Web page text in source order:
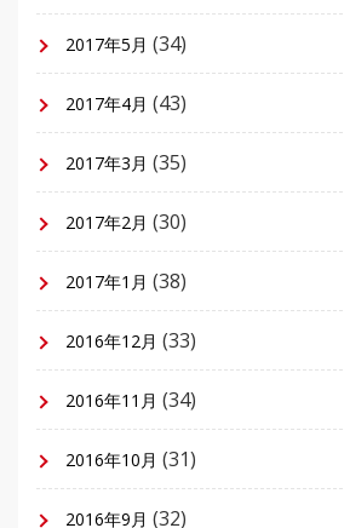
2017年5月 (34)
2017年4月 (43)
2017年3月 (35)
2017年2月 (30)
2017年1月 (38)
2016年12月 (33)
2016年11月 (34)
2016年10月 (31)
2016年9月 (32)